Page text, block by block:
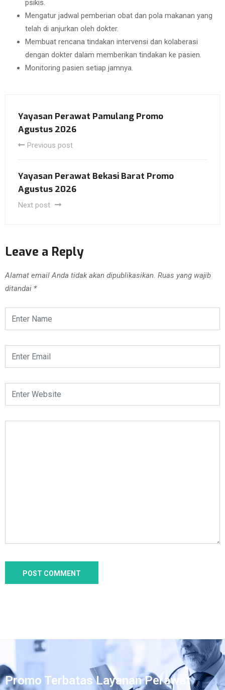
psikis.
Mengatur jadwal pemberian obat dan pola makanan yang
telah di anjurkan oleh dokter.
Membuat rencana tindakan intervensi dan kolaberasi
dengan dokter dalam memberikan tindakan ke pasien.
Monitoring pasien setiap jamnya.
Yayasan Perawat Pamulang Promo
Agustus 2026
Previous post
Yayasan Perawat Bekasi Barat Promo
Agustus 2026
Next post
Leave a Reply
Alamat email Anda tidak akan dipublikasikan. Ruas yang wajib
ditandai *
Promo Terbatas Layanan Perawat